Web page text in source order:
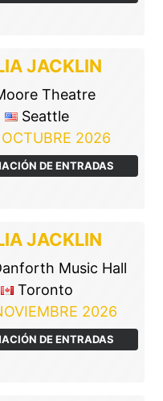
JACKLIN
Theatre
Seattle
2026
DE ENTRADAS
JACKLIN
Music Hall
Toronto
2026
DE ENTRADAS